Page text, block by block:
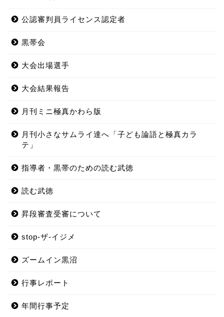
公認審判員ライセンス認定者
黒帯会
大会出場選手
大会結果報告
月刊ミニ極真かわら版
月刊小さなサムライ達へ「子ども論語と極真カラ
テ」
指導者・黒帯のための読む武徳
読む武徳
昇段審査受審について
stop-ザ-イジメ
ズームイン黒沼
行事レポート
年間行事予定